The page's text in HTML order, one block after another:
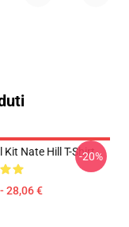
Kit Nate Hill T-Shirt
28,06 €
-20%